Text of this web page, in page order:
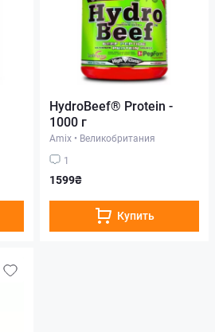
HydroBeef® Protein -
1000 г
Amix • Великобритания
1
1599₴
Купить